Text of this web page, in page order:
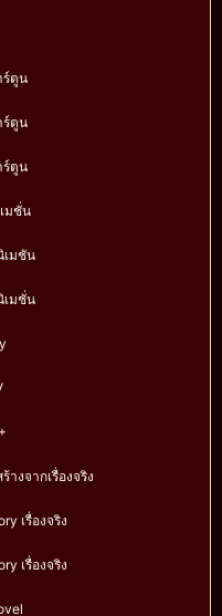
ร์ตูน
ร์ตูน
ร์ตูน
มชั่น
เมชัน
เมชั่น
างจากเรื่องจริง
เรื่องจริง
เรื่องจริง